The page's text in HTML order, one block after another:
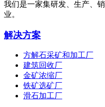
我们是一家集研发、生产、
业。
解决方案
方解石采矿和加工厂
建筑回收厂
金矿浓缩厂
铁矿选矿厂
滑石加工厂